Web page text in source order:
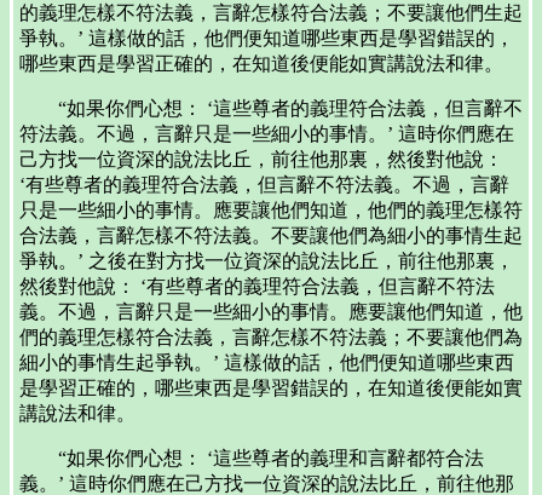
的義理怎樣不符法義，言辭怎樣符合法義；不要讓他們生起
爭執。’ 這樣做的話，他們便知道哪些東西是學習錯誤的，
哪些東西是學習正確的，在知道後便能如實講說法和律。
“如果你們心想： ‘這些尊者的義理符合法義，但言辭不
符法義。不過，言辭只是一些細小的事情。’ 這時你們應在
己方找一位資深的說法比丘，前往他那裏，然後對他說：
‘有些尊者的義理符合法義，但言辭不符法義。不過，言辭
只是一些細小的事情。應要讓他們知道，他們的義理怎樣符
合法義，言辭怎樣不符法義。不要讓他們為細小的事情生起
爭執。’ 之後在對方找一位資深的說法比丘，前往他那裏，
然後對他說： ‘有些尊者的義理符合法義，但言辭不符法
義。不過，言辭只是一些細小的事情。應要讓他們知道，他
們的義理怎樣符合法義，言辭怎樣不符法義；不要讓他們為
細小的事情生起爭執。’ 這樣做的話，他們便知道哪些東西
是學習正確的，哪些東西是學習錯誤的，在知道後便能如實
講說法和律。
“如果你們心想： ‘這些尊者的義理和言辭都符合法
義。’ 這時你們應在己方找一位資深的說法比丘，前往他那